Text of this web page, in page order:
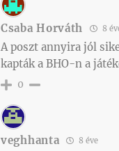
Csaba Horváth 8
A poszt annyira jól
kapták a BHO-n a
0
veghhanta 8 éve